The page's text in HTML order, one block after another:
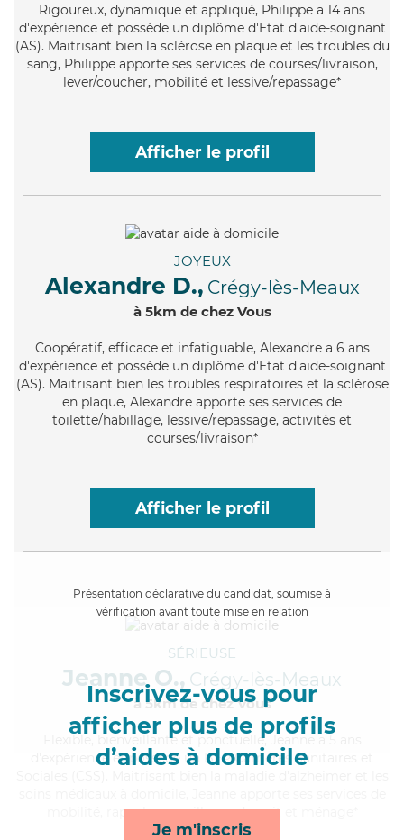
Rigoureux, dynamique et appliqué, Philippe a 14 ans
d'expérience et possède un diplôme d'Etat d'aide-soignant
(AS). Maitrisant bien la sclérose en plaque et les troubles du
sang, Philippe apporte ses services de courses/livraison,
lever/coucher, mobilité et lessive/repassage*
Afficher le profil
JOYEUX
Alexandre D., Crégy-lès-Meaux
à 5km de chez Vous
Coopératif, efficace et infatiguable, Alexandre a 6 ans
d'expérience et possède un diplôme d'Etat d'aide-soignant
(AS). Maitrisant bien les troubles respiratoires et la sclérose
en plaque, Alexandre apporte ses services de
toilette/habillage, lessive/repassage, activités et
courses/livraison*
Afficher le profil
Présentation déclarative du candidat, soumise à
vérification avant toute mise en relation
Inscrivez-vous pour
afficher plus de profils
d’aides à domicile
Je m'inscris
SÉRIEUSE
Jeanne O., Crégy-lès-Meaux
à 5km de chez Vous
, bienveillante et ponctuelle, Jeanne a 5 ans
d'expérience et possède un BEP Carrières Sanitaires et
mobilité, rappels, surveillance de nuit et ménage*